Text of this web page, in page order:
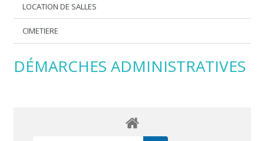
LOCATION DE SALLES
CIMETIERE
DÉMARCHES ADMINISTRATIVES